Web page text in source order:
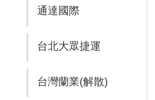
通達國際
台北大眾捷運
台灣蘭業(解散)